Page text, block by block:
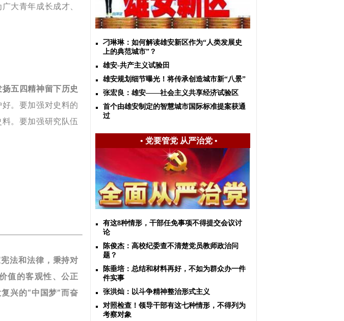
大青年成长成才、
五四精神留下历史
。 要加强对史料的
。 要加强研究队伍
法和法律，秉持对
值的客观性、公正
兴的“中国梦”而奋
刁琳琳：如何解读雄安新区作为“人类发展史
上的典范城市”？
雄安-共产主义试验田
雄安规划细节曝光！将传承创造城市新“八景”
张宏良：雄安——社会主义共享经济试验区
首个由雄安制定的智慧城市国际标准提案获通
过
• 党要管党 从严治党•
有这8种情形，干部任免事项不得提交会议讨
论
陈俊杰：高校纪委查不清楚党员教师政治问
题？
陈垂培：总结和材料再好，不如为群众办一件
件实事
张洪灿：以斗争精神整治形式主义
对照检查！领导干部有这七种情形，不得列为
考察对象